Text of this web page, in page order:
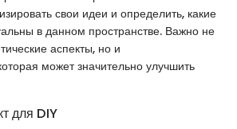
свои идеи и определить, какие
в данном пространстве. Важно не
аспекты, но и
может значительно улучшить
для DIY